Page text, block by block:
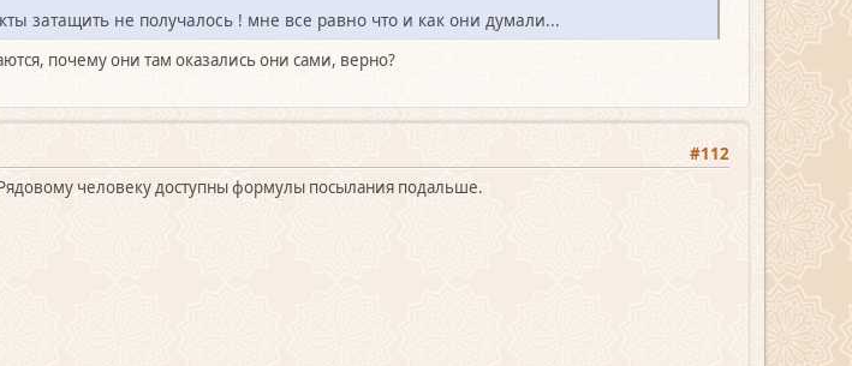
затащить не получалось ! мне все равно что и как они думали...
почему они там оказались они сами, верно?
#112
человеку доступны формулы посылания подальше.